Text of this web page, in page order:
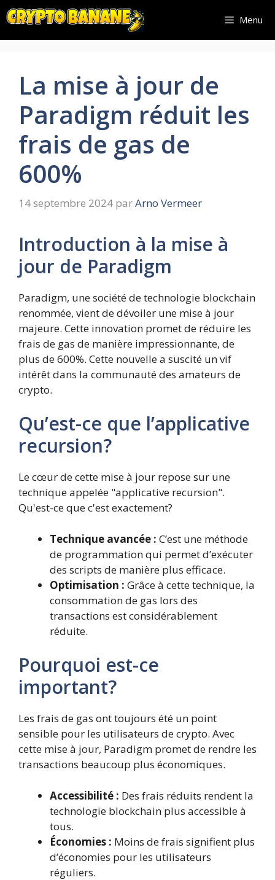
Aller
au
contenu
Menu
La mise à jour de
Paradigm réduit les
frais de gas de
600%
14 septembre 2024 parArno Vermeer
Introduction à la mise à
jour de Paradigm
Paradigm, une société de technologie blockchain
renommée, vient de dévoiler une mise à jour
majeure. Cette innovation promet de réduire les
frais de gas de manière impressionnante, de
plus de 600%. Cette nouvelle a suscité un vif
intérêt dans la communauté des amateurs de
crypto.
Qu’est-ce que l’applicative
recursion?
Le cœur de cette mise à jour repose sur une
technique appelée "applicative recursion".
Qu'est-ce que c'est exactement?
Technique avancée : C’est une méthode
de programmation qui permet d’exécuter
des scripts de manière plus efficace.
Optimisation : Grâce à cette technique, la
consommation de gas lors des
transactions est considérablement
réduite.
Pourquoi est-ce
important?
Les frais de gas ont toujours été un point
sensible pour les utilisateurs de crypto. Avec
cette mise à jour, Paradigm promet de rendre les
transactions beaucoup plus économiques.
Accessibilité : Des frais réduits rendent la
technologie blockchain plus accessible à
tous.
Économies : Moins de frais signifient plus
d’économies pour les utilisateurs
réguliers.